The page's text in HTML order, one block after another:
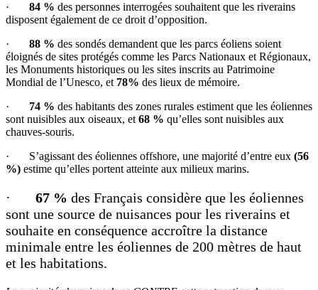
· 84 % des personnes interrogées souhaitent que les riverains
disposent également de ce droit d’opposition.
· 88 % des sondés demandent que les parcs éoliens soient
éloignés de sites protégés comme les Parcs Nationaux et Régionaux,
les Monuments historiques ou les sites inscrits au Patrimoine
Mondial de l’Unesco, et 78% des lieux de mémoire.
· 74 % des habitants des zones rurales estiment que les éoliennes
sont nuisibles aux oiseaux, et68 % qu’elles sont nuisibles aux
chauves-souris.
· S’agissant des éoliennes offshore, une majorité d’entre eux (56
%) estime qu’elles portent atteinte aux milieux marins.
· 67 % des Français considère que les éoliennes
sont une source de nuisances pour les riverains et
souhaite en conséquence accroître la distance
minimale entre les éoliennes de 200 mètres de haut
et les habitations.